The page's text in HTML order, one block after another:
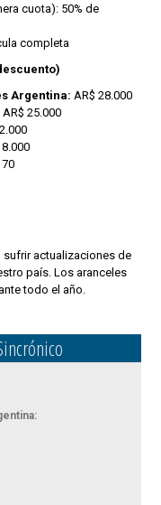
cuota): 50% de
completa
Argentina:AR$ 28.000
AR$ 25.000
70
actualizaciones de
país. Los aranceles
todo el año.